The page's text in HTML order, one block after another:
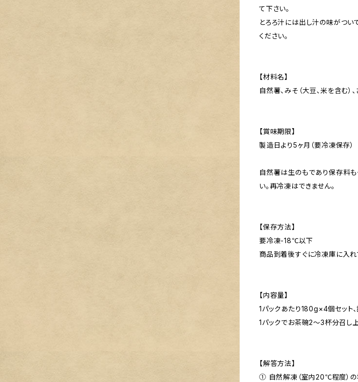
て下さい。
とろろ汁には出し汁の味がつい
ください。
【材料名】
自然薯、みそ（大豆、米を含む）
【賞味期限】
製造日より5ヶ月（要冷凍保存）
自然薯は生のもであり保存料
い。再冷凍はできません。
【保存方法】
要冷凍-18℃以下
商品到着後すぐに冷凍庫に入れ
【内容量】
1パックあたり180g×4個セット
1パックでお茶碗2～3杯分召し
【解答方法】
① 自然解凍（室内20℃程度）の